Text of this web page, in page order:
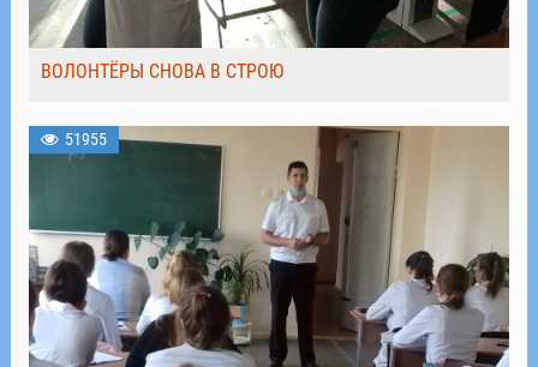
ВОЛОНТЁРЫ СНОВА В СТРОЮ
51955